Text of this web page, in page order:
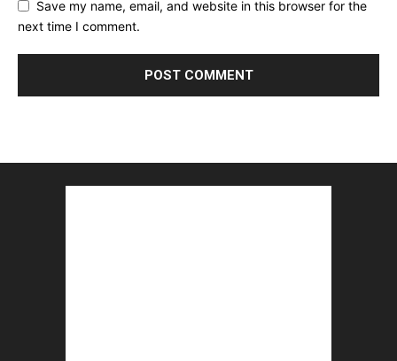
Save my name, email, and website in this browser for the
next time I comment.